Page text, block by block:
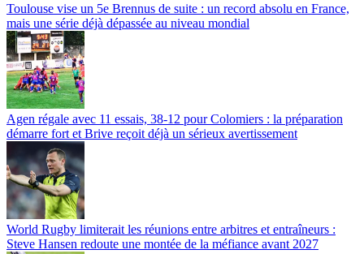
Toulouse vise un 5e Brennus de suite : un record absolu en France,
mais une série déjà dépassée au niveau mondial
Agen régale avec 11 essais, 38-12 pour Colomiers : la préparation
démarre fort et Brive reçoit déjà un sérieux avertissement
World Rugby limiterait les réunions entre arbitres et entraîneurs :
Steve Hansen redoute une montée de la méfiance avant 2027